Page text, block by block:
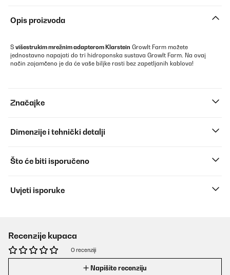
Opis proizvoda
S višestrukim mrežnim adapterom Klarstein GrowIt Farm možete
jednostavno napajati do tri hidroponska sustava GrowIt Farm. Na ovaj
način zajamčeno je da će vaše biljke rasti bez zapetljanih kablova!
Značajke
Dimenzije i tehnički detalji
Što će biti isporučeno
Uvjeti isporuke
Recenzije kupaca
O recenziji
Napišite recenziju